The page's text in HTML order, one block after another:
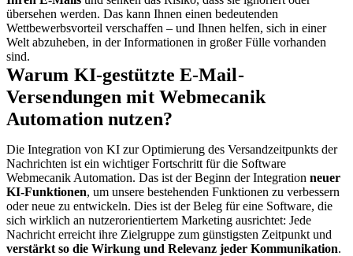
übersehen werden. Das kann Ihnen einen bedeutenden
Wettbewerbsvorteil verschaffen – und Ihnen helfen, sich in einer
Welt abzuheben, in der Informationen in großer Fülle vorhanden
sind.
Warum KI-gestützte E-Mail-
Versendungen mit Webmecanik
Automation nutzen?
Die Integration von KI zur Optimierung des Versandzeitpunkts der
Nachrichten ist ein wichtiger Fortschritt für die Software
Webmecanik Automation. Das ist der Beginn der Integration neuer
KI-Funktionen, um unsere bestehenden Funktionen zu verbessern
oder neue zu entwickeln. Dies ist der Beleg für eine Software, die
sich wirklich an nutzerorientiertem Marketing ausrichtet: Jede
Nachricht erreicht ihre Zielgruppe zum günstigsten Zeitpunkt und
verstärkt so die Wirkung und Relevanz jeder Kommunikation.